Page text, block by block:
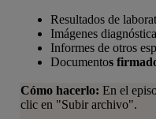
Resultados de
Imágenes
Informes de otros
Documentos
Cómo hacerlo: En el
clic en "Subir archivo".